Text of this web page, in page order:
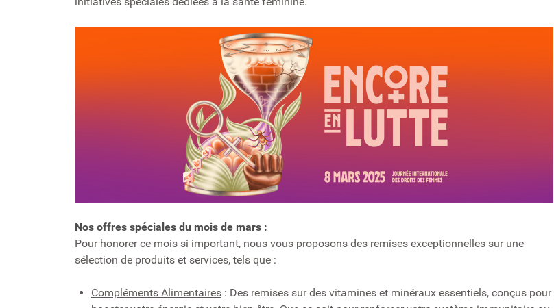
Nos offres spéciales du mois de mars :
Pour honorer ce mois si important, nous vous proposons des remises exceptionnelles sur une
sélection de produits et services, tels que :
Compléments Alimentaires : Des remises sur des vitamines et minéraux essentiels, conçus pour